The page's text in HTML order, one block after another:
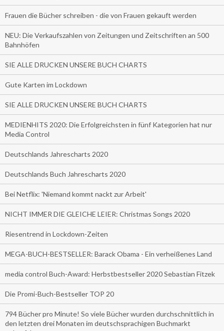
Frauen die Bücher schreiben - die von Frauen gekauft werden
NEU: Die Verkaufszahlen von Zeitungen und Zeitschriften an 500
Bahnhöfen
SIE ALLE DRUCKEN UNSERE BUCH CHARTS
Gute Karten im Lockdown
SIE ALLE DRUCKEN UNSERE BUCH CHARTS
MEDIENHITS 2020: Die Erfolgreichsten in fünf Kategorien hat nur
Media Control
Deutschlands Jahrescharts 2020
Deutschlands Buch Jahrescharts 2020
Bei Netflix: 'Niemand kommt nackt zur Arbeit'
NICHT IMMER DIE GLEICHE LEIER: Christmas Songs 2020
Riesentrend in Lockdown-Zeiten
MEGA-BUCH-BESTSELLER: Barack Obama - Ein verheißenes Land
media control Buch-Award: Herbstbestseller 2020 Sebastian Fitzek
Die Promi-Buch-Bestseller TOP 20
794 Bücher pro Minute! So viele Bücher wurden durchschnittlich in
den letzten drei Monaten im deutschsprachigen Buchmarkt